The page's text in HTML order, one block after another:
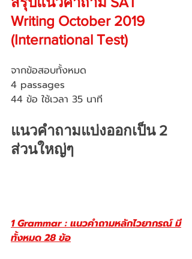
Writing October 2019
(International Test)
จากข้อสอบทั้งหมด
4 passages
44 ข้อ ใช้เวลา 35 นาที
แนวคำถามแบ่งออกเป็น 2
ส่วนใหญ่ๆ
1 Grammar : แนวคำถามหลักไวยากรณ์ มี
ทั้งหมด 28 ข้อ